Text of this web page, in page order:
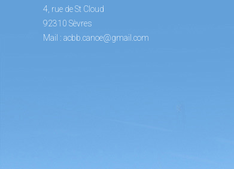
4, rue de St Cloud
92310 Sèvres
Mail : acbb.canoe@gmail.com